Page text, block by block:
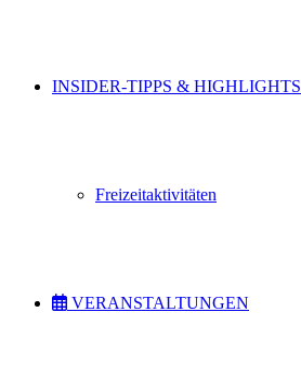
INSIDER-TIPPS & HIGHLIGHTS
Freizeitaktivitäten
VERANSTALTUNGEN